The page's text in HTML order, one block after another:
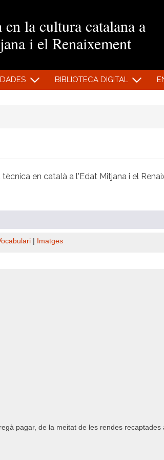
la cultura catalana a
i el Renaixement
BIBLIOTECA DIGITAL
en català a l'Edat Mitjana i el
Imatges
pagar, de la meitat de les rendes